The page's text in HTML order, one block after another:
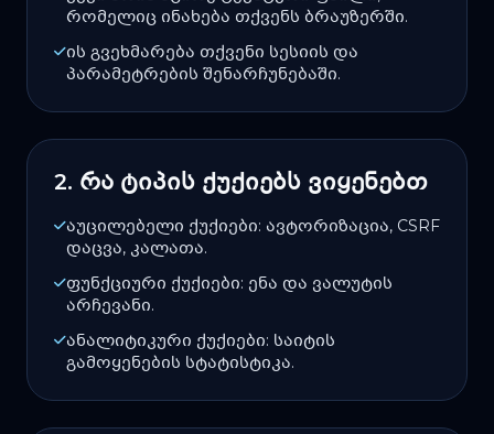
რომელიც ინახება თქვენს ბრაუზერში.
ის გვეხმარება თქვენი სესიის და
პარამეტრების შენარჩუნებაში.
2. რა ტიპის ქუქიებს ვიყენებთ
აუცილებელი ქუქიები: ავტორიზაცია, CSRF
დაცვა, კალათა.
ფუნქციური ქუქიები: ენა და ვალუტის
არჩევანი.
ანალიტიკური ქუქიები: საიტის
გამოყენების სტატისტიკა.